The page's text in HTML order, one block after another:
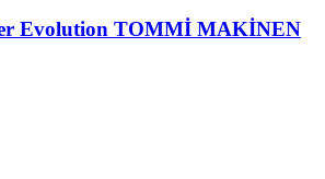
Evolution TOMMİ MAKİNEN